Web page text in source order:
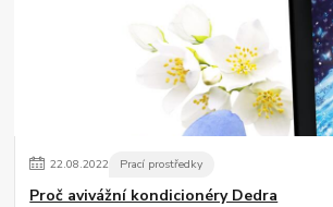
22.08.2022 Prací prostředky
Proč avivážní kondicionéry Dedra